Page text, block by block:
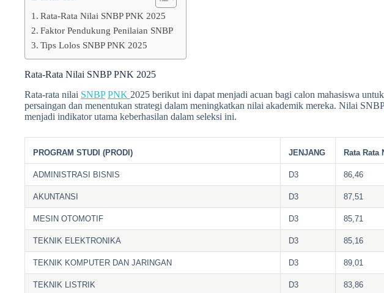
Rata-Rata Nilai SNBP PNK 2025
Faktor Pendukung Penilaian SNBP
Tips Lolos SNBP PNK 2025
Rata-Rata Nilai SNBP PNK 2025
Rata-rata nilai SNBP PNK 2025 berikut ini dapat menjadi acuan bagi calon mahasiswa
persaingan dan menentukan strategi dalam meningkatkan nilai akademik mereka. Nilai
menjadi indikator utama keberhasilan dalam seleksi ini.
PROGRAM STUDI (PRODI) JENJANG Rata Rata
ADMINISTRASI BISNIS D3 86,46
AKUNTANSI D3 87,51
MESIN OTOMOTIF D3 85,71
TEKNIK ELEKTRONIKA D3 85,16
TEKNIK KOMPUTER DAN JARINGAN D3 89,01
TEKNIK LISTRIK D3 83,86